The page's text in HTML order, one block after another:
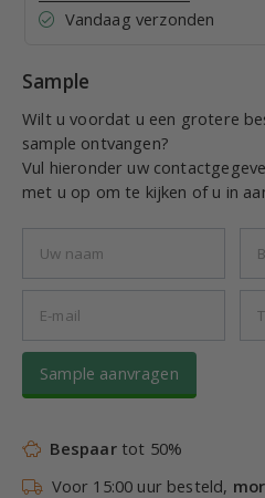
Vandaag verzonden
Sample
Wilt u voordat u een grotere
sample ontvangen?
Vul hieronder uw
met u op om te kijken of u in
Sample aanvragen
Bespaartot 50%
Voor 15:00 uur besteld,